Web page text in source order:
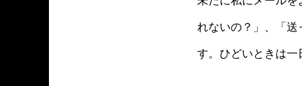
れないの？」、「送
す。ひどいときは一